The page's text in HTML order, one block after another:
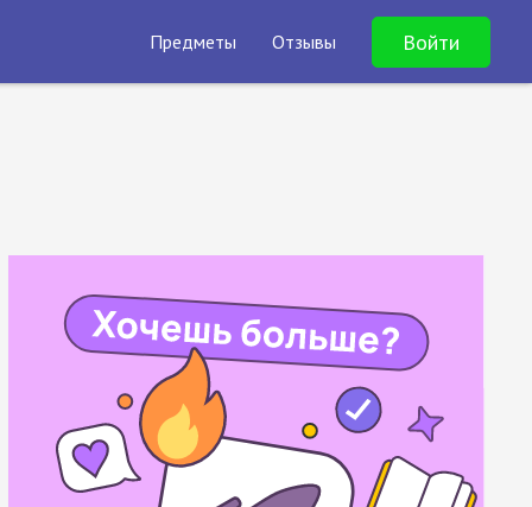
Предметы Отзывы Войти